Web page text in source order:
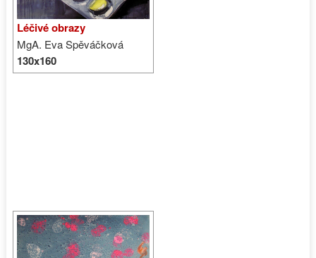
Léčivé obrazy
MgA. Eva Spěváčková
130x160